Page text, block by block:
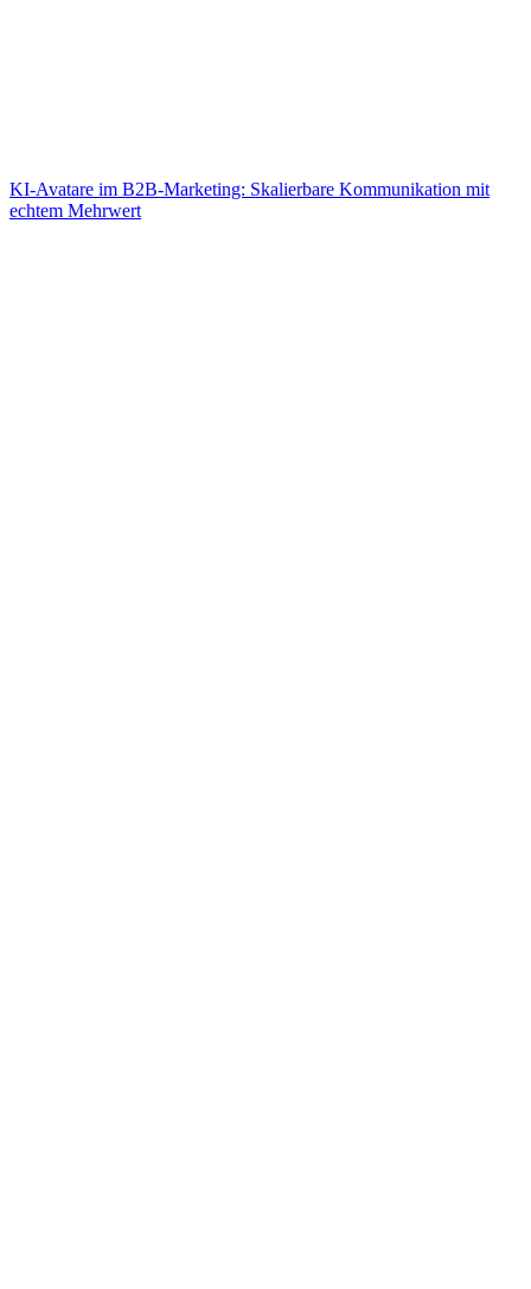
KI-Avatare im B2B-Marketing: Skalierbare Kommunikation mit
echtem Mehrwert